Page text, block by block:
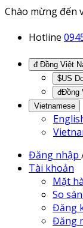
Chào mừng đến
Hotline
$US
đĐồng
Vietnamese
Đăng nhập
Tài khoản
Mặt
So
Đăng
Đăng